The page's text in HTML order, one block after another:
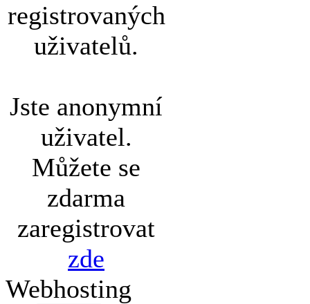
registrovaných
uživatelů.
Jste anonymní
uživatel.
Můžete se
zdarma
zaregistrovat
zde
Webhosting